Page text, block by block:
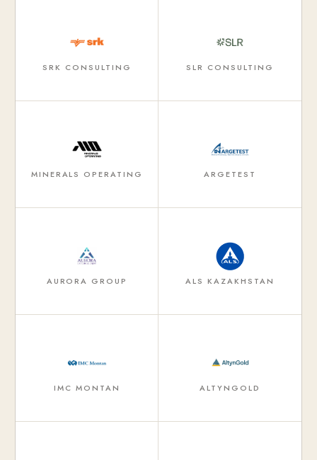
SRK CONSULTING SLR CONSULTING
MINERALS OPERATING ARGETEST
AURORA GROUP ALS KAZAKHSTAN
IMC MONTAN ALTYNGOLD